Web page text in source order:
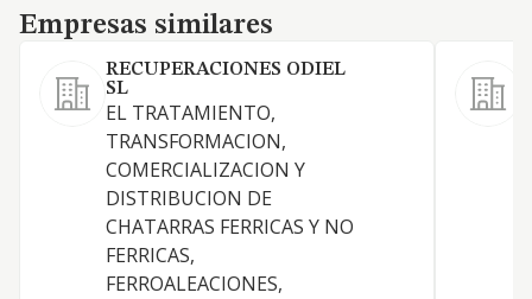
Empresas similares
Empresas similares
RECUPERACIONES ODIEL
SL
EL TRATAMIENTO,
TRANSFORMACION,
COMERCIALIZACION Y
DISTRIBUCION DE
CHATARRAS FERRICAS Y NO
FERRICAS,
FERROALEACIONES,